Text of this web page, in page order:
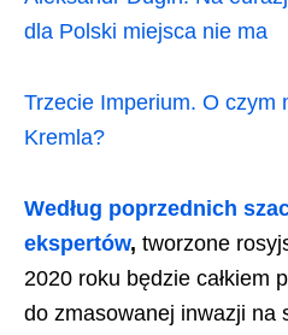
dla Polski miejsca nie ma
Trzecie Imperium. O czym
Kremla?
Według poprzednich
ekspertów, tworzone
2020 roku będzie całkiem
do zmasowanej inwazji na